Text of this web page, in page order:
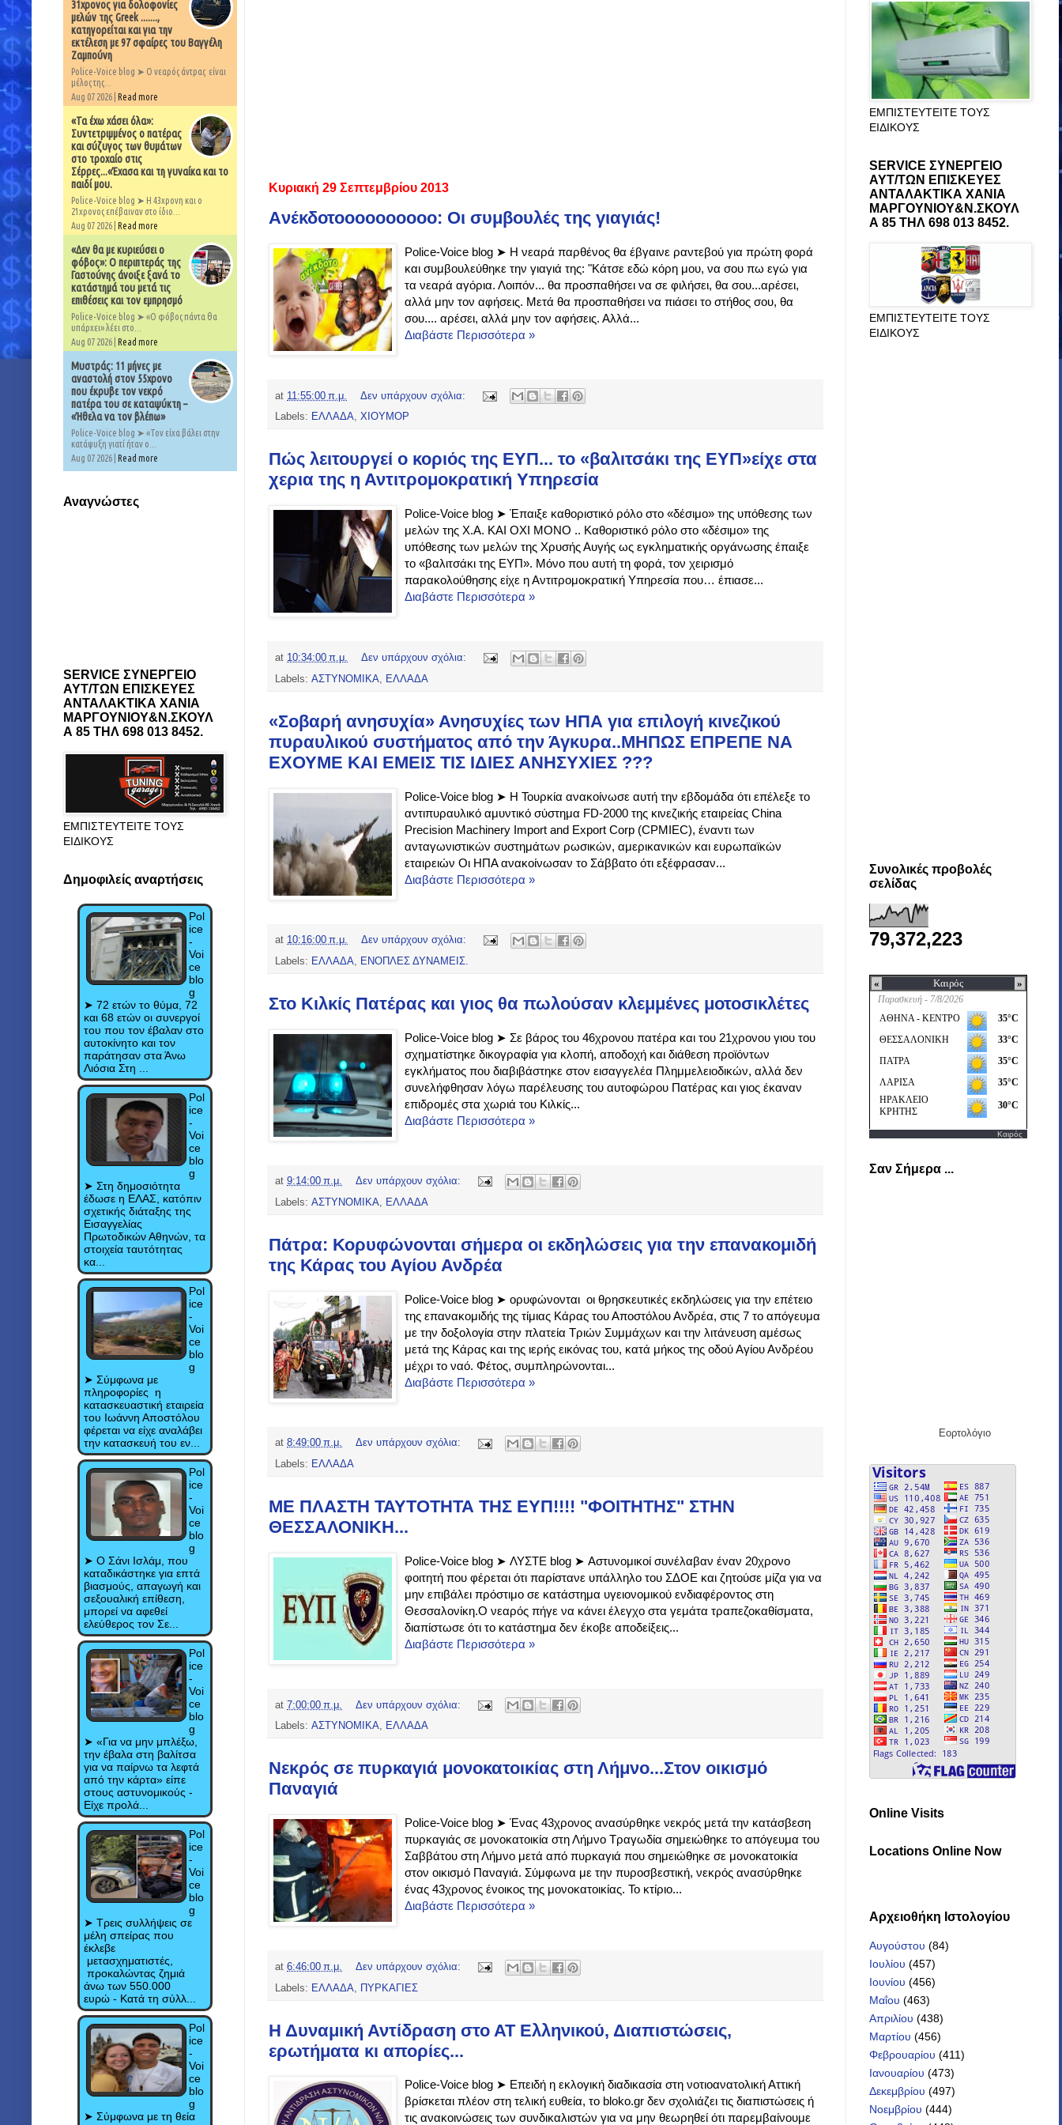
Κυριακή 29 Σεπτεμβρίου 2013
Aνέκδοτοοοοοοοοοο: Οι συμβουλές της γιαγιάς!
Police-Voice blog ➤ Η νεαρά παρθένος θα έβγαινε ραντεβού για πρώτη φορά
και συμβουλεύθηκε την γιαγιά της: "Κάτσε εδώ κόρη μου, να σου πω εγώ για
τα νεαρά αγόρια. Λοιπόν... θα προσπαθήσει να σε φιλήσει, θα σου...αρέσει,
αλλά μην τον αφήσεις. Μετά θα προσπαθήσει να πιάσει το στήθος σου, θα
σου.... αρέσει, αλλά μην τον αφήσεις. Αλλά...
Διαβάστε Περισσότερα »
at 11:55:00 π.μ.
Δεν υπάρχουν σχόλια:
Labels: ΕΛΛΑΔΑ, ΧΙΟΥΜΟΡ
Πώς λειτουργεί ο κοριός της ΕΥΠ... το «βαλιτσάκι της ΕΥΠ»είχε στα
χερια της η Αντιτρομοκρατική Υπηρεσία
Police-Voice blog ➤ Έπαιξε καθοριστικό ρόλο στο «δέσιμο» της υπόθεσης των
μελών της Χ.Α. ΚΑΙ ΟΧΙ ΜΟΝΟ .. Καθοριστικό ρόλο στο «δέσιμο» της
υπόθεσης των μελών της Χρυσής Αυγής ως εγκληματικής οργάνωσης έπαιξε
το «βαλιτσάκι της ΕΥΠ». Μόνο που αυτή τη φορά, τον χειρισμό
παρακολούθησης είχε η Αντιτρομοκρατική Υπηρεσία που… έπιασε...
Διαβάστε Περισσότερα »
at 10:34:00 π.μ.
Δεν υπάρχουν σχόλια:
Labels: ΑΣΤΥΝΟΜΙΚΑ ΕΛΛΑΔΑ
«Σοβαρή ανησυχία» Ανησυχίες των ΗΠΑ για επιλογή κινεζικού
πυραυλικού συστήματος από την Άγκυρα..ΜΗΠΩΣ ΕΠΡΕΠΕ ΝΑ
ΕΧΟΥΜΕ ΚΑΙ ΕΜΕΙΣ ΤΙΣ ΙΔΙΕΣ ΑΝΗΣΥΧΙΕΣ ???
Police-Voice blog ➤ Η Τουρκία ανακοίνωσε αυτή την εβδομάδα ότι επέλεξε το
αντιπυραυλικό αμυντικό σύστημα FD-2000 της κινεζικής εταιρείας China
Precision Machinery Import and Export Corp (CPMIEC), έναντι των
ανταγωνιστικών συστημάτων ρωσικών, αμερικανικών και ευρωπαϊκών
εταιρειών Οι ΗΠΑ ανακοίνωσαν το Σάββατο ότι εξέφρασαν...
Διαβάστε Περισσότερα »
at 10:16:00 π.μ.
Δεν υπάρχουν σχόλια:
Labels: ΕΛΛΑΔΑ, ΕΝΟΠΛΕΣ ΔΥΝΑΜΕΙΣ.
Στο Κιλκίς Πατέρας και γιος θα πωλούσαν κλεμμένες μοτοσικλέτες
Police-Voice blog ➤ Σε βάρος του 46χρονου πατέρα και του 21χρονου γιου του
σχηματίστηκε δικογραφία για κλοπή, αποδοχή και διάθεση προϊόντων
εγκλήματος που διαβιβάστηκε στον εισαγγελέα Πλημμελειοδικών, αλλά δεν
συνελήφθησαν λόγω παρέλευσης του αυτοφώρου Πατέρας και γιος έκαναν
επιδρομές στα χωριά του Κιλκίς...
Διαβάστε Περισσότερα »
at 9:14:00 π.μ.
Δεν υπάρχουν σχόλια:
Labels: ΑΣΤΥΝΟΜΙΚΑ, ΕΛΛΑΔΑ
Πάτρα: Κορυφώνονται σήμερα οι εκδηλώσεις για την επανακομιδή
της Κάρας του Αγίου Ανδρέα
Police-Voice blog ➤ ορυφώνονται οι θρησκευτικές εκδηλώσεις για την επέτειο
της επανακομιδής της τίμιας Κάρας του Αποστόλου Ανδρέα, στις 7 το απόγευμα
με την δοξολογία στην πλατεία Τριών Συμμάχων και την λιτάνευση αμέσως
μετά της Κάρας και της ιερής εικόνας του, κατά μήκος της οδού Αγίου Ανδρέου
μέχρι το ναό. Φέτος, συμπληρώνονται...
Διαβάστε Περισσότερα »
at 8:49:00 π.μ.
Δεν υπάρχουν σχόλια:
Labels: ΕΛΛΑΔΑ
ΜΕ ΠΛΑΣΤΗ ΤΑΥΤΟΤΗΤΑ ΤΗΣ ΕΥΠ!!!! "ΦΟΙΤΗΤΗΣ" ΣΤΗΝ
ΘΕΣΣΑΛΟΝΙΚΗ...
Police-Voice blog ➤ ΛΥΣΤΕ blog ➤ Αστυνομικοί συνέλαβαν έναν 20χρονο
φοιτητή που φέρεται ότι παρίστανε υπάλληλο του ΣΔΟΕ και ζητούσε μίζα για να
μην επιβάλει πρόστιμο σε κατάστημα υγειονομικού ενδιαφέροντος στη
Θεσσαλονίκη.Ο νεαρός πήγε να κάνει έλεγχο στα γεμάτα τραπεζοκαθίσματα,
διαπίστωσε ότι το κατάστημα δεν έκοβε αποδείξεις...
Διαβάστε Περισσότερα »
at 7:00:00 π.μ.
Δεν υπάρχουν σχόλια:
Labels: ΑΣΤΥΝΟΜΙΚΑ, ΕΛΛΑΔΑ
Νεκρός σε πυρκαγιά μονοκατοικίας στη Λήμνο...Στον οικισμό
Παναγιά
Police-Voice blog ➤ Ένας 43χρονος ανασύρθηκε νεκρός μετά την κατάσβεση
πυρκαγιάς σε μονοκατοικία στη Λήμνο Τραγωδία σημειώθηκε το απόγευμα του
Σαββάτου στη Λήμνο μετά από πυρκαγιά που σημειώθηκε σε μονοκατοικία
στον οικισμό Παναγιά. Σύμφωνα με την πυροσβεστική, νεκρός ανασύρθηκε
ένας 43χρονος ένοικος της μονοκατοικίας. Το κτίριο...
Διαβάστε Περισσότερα »
at 6:46:00 π.μ.
Δεν υπάρχουν σχόλια:
Labels: ΕΛΛΑΔΑ ΠΥΡΚΑΓΙΕΣ
Η Δυναμική Αντίδραση στο ΑΤ Ελληνικού, Διαπιστώσεις,
ερωτήματα κι απορίες...
Police-Voice blog ➤ Επειδή η εκλογική διαδικασία στη νοτιοανατολική Αττική
βρίσκεται πλέον στη τελική ευθεία, το bloko.gr δεν σχολιάζει τις διαπιστώσεις ή
τις ανακοινώσεις των συνδικαλιστών για να μην θεωρηθεί ότι παρεμβαίνουμε
31χρονος για δολοφονίες
μελών της Greek .......,
κατηγορείται και για την
εκτέλεση με 97 σφαίρες του Βαγγέλη
Ζαμπούνη
Police-Voice blog ➤ Ο νεαρός άντρας είναι
μέλος της...
Aug 07 2026 | Read more
«Τα έχω χάσει όλα»:
Συντετριμμένος ο πατέρας
και σύζυγος των θυμάτων
στο τροχαίο στις
Σέρρες...«Έχασα και τη γυναίκα και το
παιδί μου.
Police-Voice blog ➤ Η 43χρονη και ο
21χρονος επέβαιναν στο ίδιο...
Aug 07 2026 | Read more
«Δεν θα με κυριεύσει ο
φόβος»: Ο περιπτεράς της
Γαστούνης άνοιξε ξανά το
κατάστημά του μετά τις
επιθέσεις και τον εμπρησμό
Police-Voice blog ➤ «Ο φόβος πάντα θα
υπάρχει» λέει στο...
Aug 07 2026 | Read more
Μυστράς: 11 μήνες με
αναστολή στον 55χρονο
που έκρυβε τον νεκρό
πατέρα του σε καταψύκτη –
«Ήθελα να τον βλέπω»
Police-Voice blog ➤ «Τον είχα βάλει στην
κατάψυξη γιατί ήταν ο...
Aug 07 2026 | Read more
Αναγνώστες
SERVICE ΣΥΝΕΡΓΕΙΟ
ΑΥΤ/ΤΩΝ ΕΠΙΣΚΕΥΕΣ
ΑΝΤΑΛΑΚΤΙΚΑ ΧΑΝΙΑ
ΜΑΡΓΟΥΝΙΟΥ&Ν.ΣΚΟΥΛ
Α 85 ΤΗΛ 698 013 8452.
ΕΜΠΙΣΤΕΥΤΕΙΤΕ ΤΟΥΣ
ΕΙΔΙΚΟΥΣ
Δημοφιλείς αναρτήσεις
Pol
ice
-
Voi
ce
blo
g
➤ 72 ετών το θύμα, 72
και 68 ετών οι συνεργοί
του που τον έβαλαν στο
αυτοκίνητο και τον
παράτησαν στα Άνω
Λιόσια Στη ...
Pol
ice
-
Voi
ce
blo
g
➤ Στη δημοσιότητα
έδωσε η ΕΛΑΣ, κατόπιν
σχετικής διάταξης της
Εισαγγελίας
Πρωτοδικών Αθηνών, τα
στοιχεία ταυτότητας
κα...
Pol
ice
-
Voi
ce
blo
g
➤ Σύμφωνα με
πληροφορίες η
κατασκευαστική εταιρεία
του Ιωάννη Αποστόλου
φέρεται να είχε αναλάβει
την κατασκευή του εν...
Pol
ice
-
Voi
ce
blo
g
➤ Ο Σάνι Ισλάμ, που
καταδικάστηκε για επτά
βιασμούς, απαγωγή και
σεξουαλική επίθεση,
μπορεί να αφεθεί
ελεύθερος τον Σε...
Pol
ice
-
Voi
ce
blo
g
➤ «Για να μην μπλέξω,
την έβαλα στη βαλίτσα
για να παίρνω τα λεφτά
από την κάρτα» είπε
στους αστυνομικούς -
Είχε προλά...
Pol
ice
-
Voi
ce
blo
g
➤ Τρεις συλλήψεις σε
μέλη σπείρας που
έκλεβε
μετασχηματιστές,
προκαλώντας ζημιά
άνω των 550.000
ευρώ - Κατά τη σύλλ...
Pol
ice
-
Voi
ce
blo
g
➤ Σύμφωνα με τη θεία
ΕΜΠΙΣΤΕΥΤΕΙΤΕ ΤΟΥΣ
ΕΙΔΙΚΟΥΣ
SERVICE ΣΥΝΕΡΓΕΙΟ
ΑΥΤ/ΤΩΝ ΕΠΙΣΚΕΥΕΣ
ΑΝΤΑΛΑΚΤΙΚΑ ΧΑΝΙΑ
ΜΑΡΓΟΥΝΙΟΥ&Ν.ΣΚΟΥΛ
Α 85 ΤΗΛ 698 013 8452.
ΕΜΠΙΣΤΕΥΤΕΙΤΕ ΤΟΥΣ
ΕΙΔΙΚΟΥΣ
Συνολικές προβολές
σελίδας
79,372,223
Καιρός
Σαν Σήμερα ...
Εορτολόγιο
Online Visits
Locations Online Now
Αρχειοθήκη Iστολογίου
Αυγούστου (84)
Ιουλίου (457)
Ιουνίου (456)
Μαΐου (463)
Απριλίου (438)
Μαρτίου (456)
Φεβρουαρίου (411)
Ιανουαρίου (473)
Δεκεμβρίου (497)
Νοεμβρίου (444)